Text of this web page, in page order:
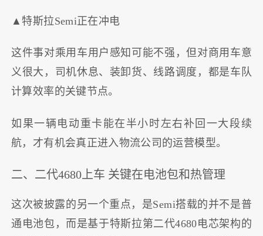
▲特斯拉Semi正在冲电
这件事对乘用车用户感知可能不强，但对商用车意
义很大，司机休息、装卸货、线路调度，都是车队
计算效率的关键节点。
如果一辆电动重卡能在半小时左右补回一大段续
航，才有机会真正进入物流公司的运营模型。
二、二代4680上车 关键在电池包和热管理
这次被披露的另一个重点，是Semi搭载的并不是普
通电池包，而是基于特斯拉第二代4680电芯架构的